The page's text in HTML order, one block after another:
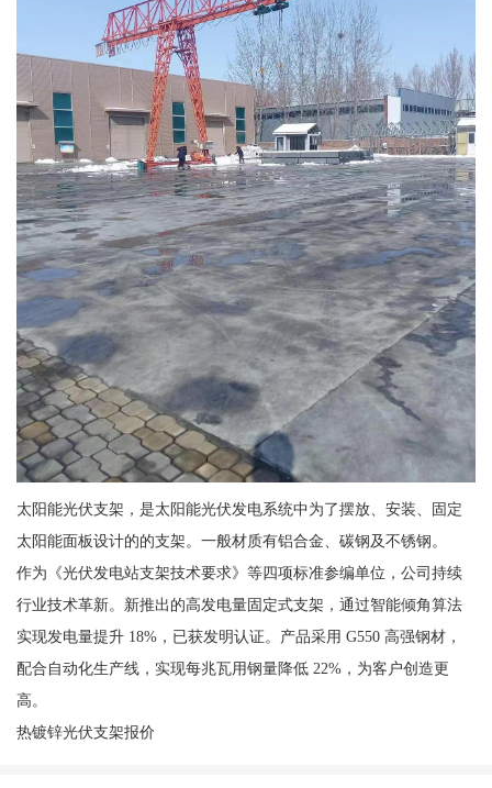
太阳能光伏支架，是太阳能光伏发电系统中为了摆放、安装、固定
太阳能面板设计的的支架。一般材质有铝合金、碳钢及不锈钢。
作为《光伏发电站支架技术要求》等四项标准参编单位，公司持续
行业技术革新。新推出的高发电量固定式支架，通过智能倾角算法
实现发电量提升 18%，已获发明认证。产品采用 G550 高强钢材，
配合自动化生产线，实现每兆瓦用钢量降低 22%，为客户创造更
高。
热镀锌光伏支架报价